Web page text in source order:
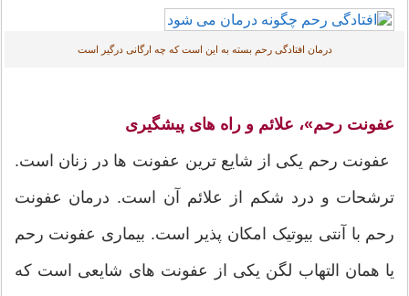
درمان افتادگی رحم بسته به این است که چه ارگانی درگیر است
عفونت رحم»، علائم و راه های پیشگیری
عفونت رحم یکی از شایع ترین عفونت ها در زنان است.
ترشحات و درد شکم از علائم آن است. درمان عفونت
رحم با آنتی بیوتیک امکان پذیر است. بیماری عفونت رحم
یا همان التهاب لگن یکی از عفونت های شایعی است که